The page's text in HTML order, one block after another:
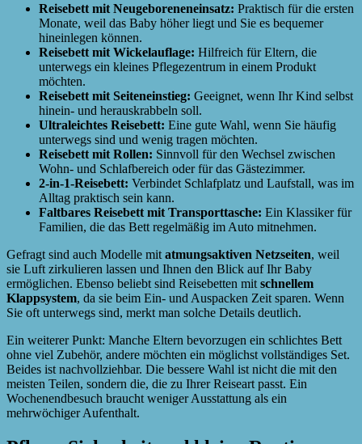
Reisebett mit Neugeboreneneinsatz: Praktisch für die ersten
Monate, weil das Baby höher liegt und Sie es bequemer
hineinlegen können.
Reisebett mit Wickelauflage: Hilfreich für Eltern, die
unterwegs ein kleines Pflegezentrum in einem Produkt
möchten.
Reisebett mit Seiteneinstieg: Geeignet, wenn Ihr Kind selbst
hinein- und herauskrabbeln soll.
Ultraleichtes Reisebett: Eine gute Wahl, wenn Sie häufig
unterwegs sind und wenig tragen möchten.
Reisebett mit Rollen: Sinnvoll für den Wechsel zwischen
Wohn- und Schlafbereich oder für das Gästezimmer.
2-in-1-Reisebett: Verbindet Schlafplatz und Laufstall, was im
Alltag praktisch sein kann.
Faltbares Reisebett mit Transporttasche: Ein Klassiker für
Familien, die das Bett regelmäßig im Auto mitnehmen.
Gefragt sind auch Modelle mit atmungsaktiven Netzseiten, weil
sie Luft zirkulieren lassen und Ihnen den Blick auf Ihr Baby
ermöglichen. Ebenso beliebt sind Reisebetten mit schnellem
Klappsystem, da sie beim Ein- und Auspacken Zeit sparen. Wenn
Sie oft unterwegs sind, merkt man solche Details deutlich.
Ein weiterer Punkt: Manche Eltern bevorzugen ein schlichtes Bett
ohne viel Zubehör, andere möchten ein möglichst vollständiges Set.
Beides ist nachvollziehbar. Die bessere Wahl ist nicht die mit den
meisten Teilen, sondern die, die zu Ihrer Reiseart passt. Ein
Wochenendbesuch braucht weniger Ausstattung als ein
mehrwöchiger Aufenthalt.